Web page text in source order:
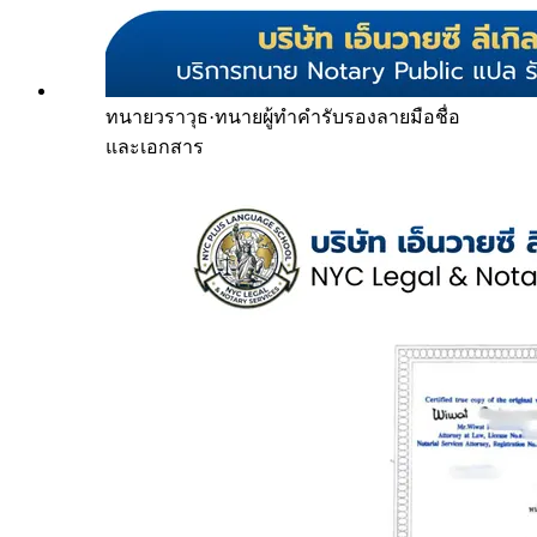
ทนายวราวุธ·ทนายผู้ทำคำรับรองลายมือชื่อ
และเอกสาร